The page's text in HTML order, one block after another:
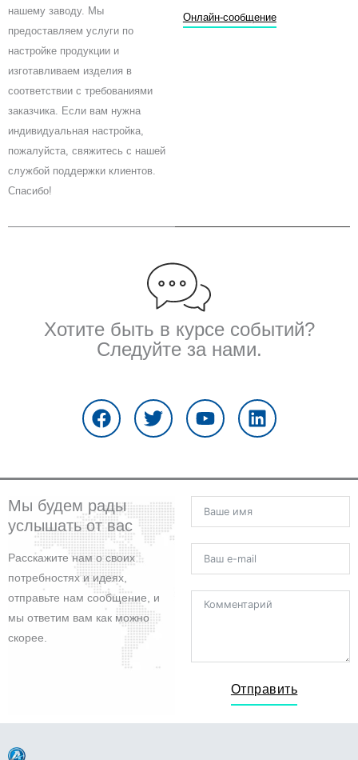
нашему заводу. Мы
предоставляем услуги по
настройке продукции и
изготавливаем изделия в
соответствии с требованиями
заказчика. Если вам нужна
индивидуальная настройка,
пожалуйста, свяжитесь с нашей
службой поддержки клиентов.
Спасибо!
o
Онлайн-сообщение
Хотите быть в курсе событий?
Следуйте за нами.
a
c
e
o
o
k
w
i
t
e
r
o
u
t
b
e
i
n
k
d
i
Мы будем рады
услышать от вас
Расскажите нам о своих
потребностях и идеях,
отправьте нам сообщение, и
мы ответим вам как можно
скорее.
Отправить